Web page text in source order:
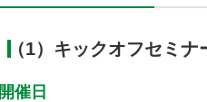
（1）キックオフセミナ
開催日